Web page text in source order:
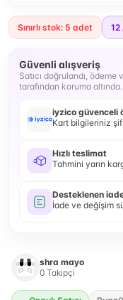
Sınırlı stok: 5 adet 12
Güvenli alışveriş
Satıcı doğrulandı,
tarafından koruma altında.
iyzico güvenceli
Kart bilgileriniz
Hızlı teslimat
Tahmini yarın
Desteklenen
İade ve değişim
shra mayo
0 Takipçi